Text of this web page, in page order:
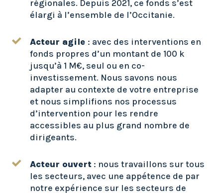
régionales. Depuis 2021, ce fonds s’est
élargi à l’ensemble de l’Occitanie.
Acteur agile : avec des interventions en
fonds propres d’un montant de 100 k
jusqu’à 1 M€, seul ou en co-
investissement. Nous savons nous
adapter au contexte de votre entreprise
et nous simplifions nos processus
d’intervention pour les rendre
accessibles au plus grand nombre de
dirigeants.
Acteur ouvert : nous travaillons sur tous
les secteurs, avec une appétence de par
notre expérience sur les secteurs de